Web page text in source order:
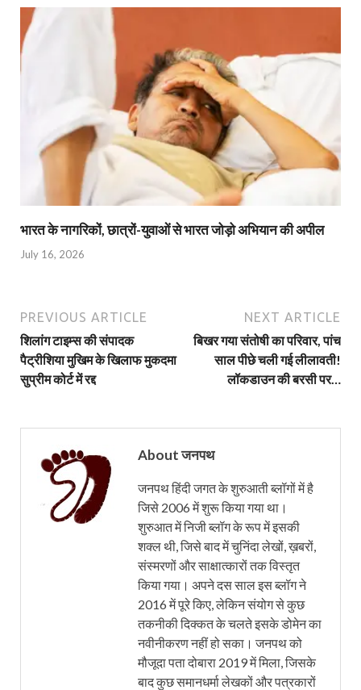
भारत के नागरिकों, छात्रों-युवाओं से भारत जोड़ो अभियान की अपील
July 16, 2026
PREVIOUS ARTICLE
शिलांग टाइम्‍स की संपादक
पैट्रीशिया मुखिम के खिलाफ मुकदमा
सुप्रीम कोर्ट में रद्द
NEXT ARTICLE
बिखर गया संतोषी का परिवार, पांच
साल पीछे चली गई लीलावती!
लॉकडाउन की बरसी पर…
About जनपथ
जनपथ हिंदी जगत के शुरुआती ब्लॉगों में है
जिसे 2006 में शुरू किया गया था।
शुरुआत में निजी ब्लॉग के रूप में इसकी
शक्ल थी, जिसे बाद में चुनिंदा लेखों, ख़बरों,
संस्मरणों और साक्षात्कारों तक विस्तृत
किया गया। अपने दस साल इस ब्लॉग ने
2016 में पूरे किए, लेकिन संयोग से कुछ
तकनीकी दिक्कत के चलते इसके डोमेन का
नवीनीकरण नहीं हो सका। जनपथ को
मौजूदा पता दोबारा 2019 में मिला, जिसके
बाद कुछ समानधर्मा लेखकों और पत्रकारों